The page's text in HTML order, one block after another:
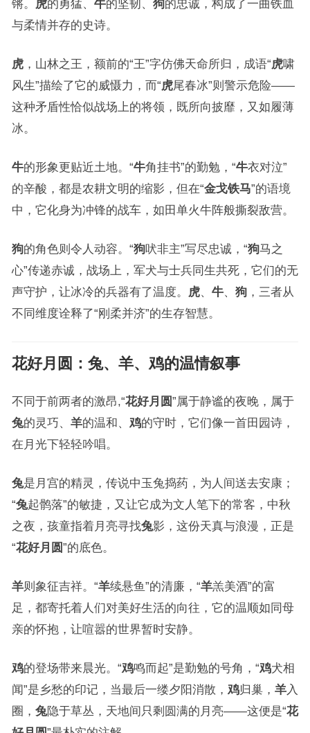
锵。
虎的勇猛、 牛的坚韧、 狗的忠诚，构成了一曲铁血
与柔情并存的史诗。
虎，山林之王，额前的“王”字仿佛天命所归，成语“虎啸
风生”描绘了它的威慑力，而“虎尾春冰”则警示危险——
这种矛盾性恰似战场上的将领，既所向披靡，又如履薄
冰。
牛的形象更贴近土地。“牛角挂书”的勤勉，“牛衣对泣”
的辛酸，都是农耕文明的缩影，但在“金戈铁马”的语境
中，它化身为冲锋的战车，如田单火牛阵般撕裂敌营。
狗的角色则令人动容。“狗吠非主”写尽忠诚，“狗马之
心”传递赤诚，战场上，军犬与士兵同生共死，它们的无
声守护，让冰冷的兵器有了温度。
虎、 牛、 狗，三者从
不同维度诠释了“刚柔并济”的生存智慧。
花好月圆 ： 兔、 羊、 鸡的温情叙事
不同于前两者的激昂,“花好月圆”属于静谧的夜晚，属于
兔的灵巧、 羊的温和、 鸡的守时，它们像一首田园诗，
在月光下轻轻吟唱。
兔是月宫的精灵，传说中玉兔捣药，为人间送去安康；
“兔起鹘落”的敏捷，又让它成为文人笔下的常客，中秋
之夜，孩童指着月亮寻找兔影，这份天真与浪漫，正是
“花好月圆”的底色。
羊则象征吉祥。“羊续悬鱼”的清廉，“羊羔美酒”的富
足，都寄托着人们对美好生活的向往，它的温顺如同母
亲的怀抱，让喧嚣的世界暂时安静。
鸡的登场带来晨光。“鸡鸣而起”是勤勉的号角，“鸡犬相
闻”是乡愁的印记，当最后一缕夕阳消散， 鸡归巢， 羊入
圈， 兔隐于草丛，天地间只剩圆满的月亮——这便是“花